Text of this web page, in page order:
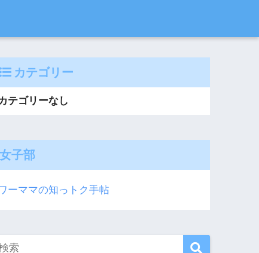
カテゴリー
テゴリーなし
女子部
ーママの知っトク手帖